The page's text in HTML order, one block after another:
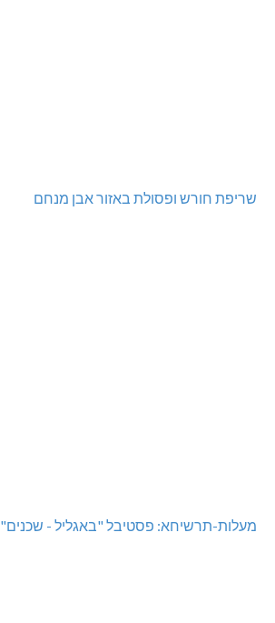
שריפת חורש ופסולת באזור אבן מנחם
מעלות-תרשיחא: פסטיבל "באגליל - שכנים"